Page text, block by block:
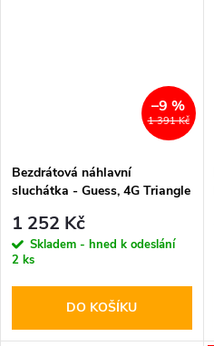
1 391 Kč
–9 %
Bezdrátová náhlavní
sluchátka - Guess, 4G Triangle
1 252 Kč
Skladem - hned k odeslání
2 ks
DO KOŠÍKU